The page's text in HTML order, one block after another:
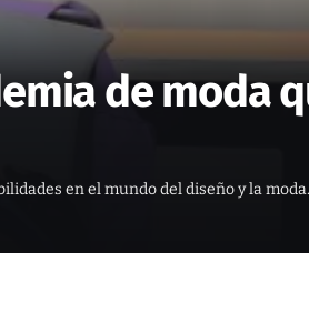
de moda
en el mundo del diseño y la